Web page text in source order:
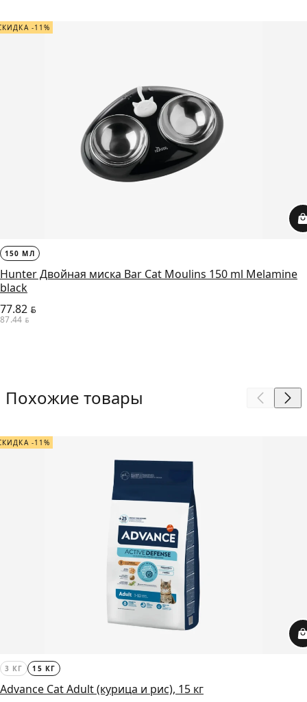
-11%
150 МЛ
Hunter Двойная миска Bar Cat Moulins 150 ml Melamine
black
77.82 BYN
87.44 BYN
Похожие товары
-11%
3 КГ 15 КГ
Advance Cat Adult (курица и рис), 15 кг